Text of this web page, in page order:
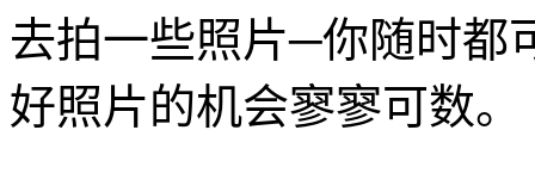
去拍一些照片─你随时都
好照片的机会寥寥可数。